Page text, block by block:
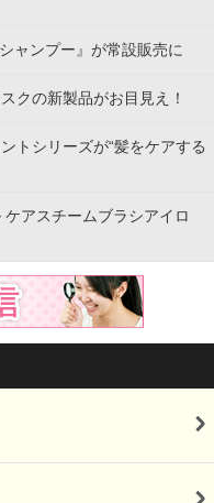
ャンプー』が常設販売に
クの新製品がお目見え！
トシリーズが“髪をケアする
アスチームブラシアイロ